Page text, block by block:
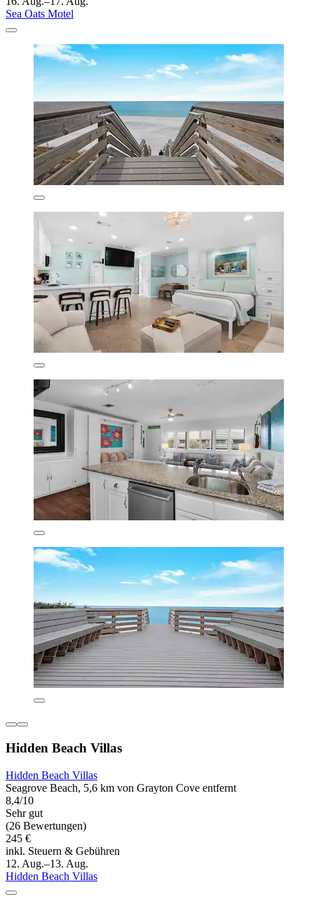
Sea Oats Motel
Hidden Beach Villas
Hidden Beach Villas
Seagrove Beach, 5,6 km von Grayton Cove entfernt
8,4/10
Sehr gut
(26 Bewertungen)
245 €
inkl. Steuern & Gebühren
12. Aug.–13. Aug.
Hidden Beach Villas